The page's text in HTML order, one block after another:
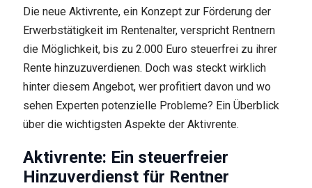
Die neue Aktivrente, ein Konzept zur Förderung der
Erwerbstätigkeit im Rentenalter, verspricht Rentnern
die Möglichkeit, bis zu 2.000 Euro steuerfrei zu ihrer
Rente hinzuzuverdienen. Doch was steckt wirklich
hinter diesem Angebot, wer profitiert davon und wo
sehen Experten potenzielle Probleme? Ein Überblick
über die wichtigsten Aspekte der Aktivrente.
Aktivrente: Ein steuerfreier
Hinzuverdienst für Rentner